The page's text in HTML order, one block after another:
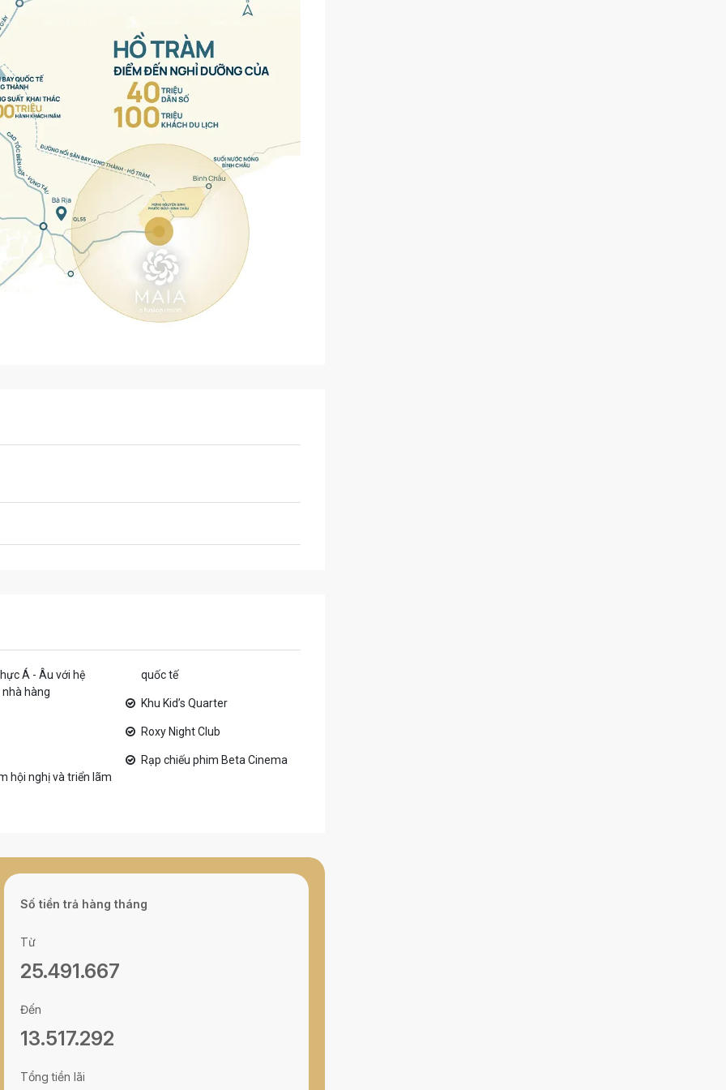
Tràm
Xuyên Mộc, Tỉnh Bà Rịa – Vũng Tàu
Hồ Tràm (thuộc Quỹ đầu tư Warburg Pincus và Vina
căn biệt thự
200 – 250m2
cả Villa đều có hồ bơi riêng
Á - Âu với hệ
hàng
hội nghị và triển lãm
quốc tế
Khu Kid’s Quarter
Roxy Night Club
Rạp chiếu phim Beta Cinema
Số tiền trả hàng tháng
Từ
25.491.667
Đến
13.517.292
Tổng tiền lãi